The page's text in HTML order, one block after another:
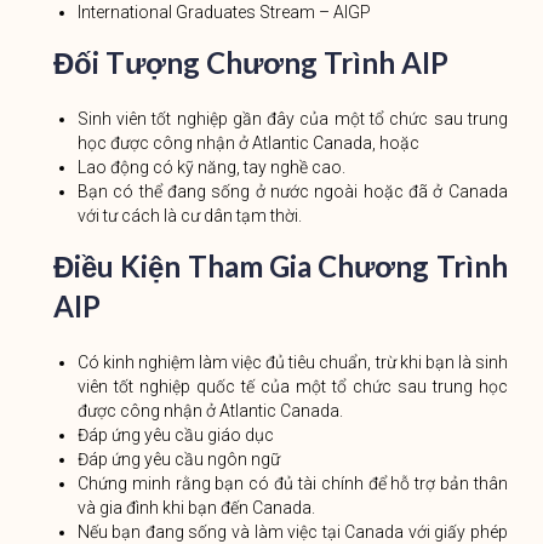
International Graduates Stream – AIGP
Đối Tượng Chương Trình AIP
Sinh viên tốt nghiệp gần đây của một tổ chức sau trung
học được công nhận ở Atlantic Canada, hoặc
Lao động có kỹ năng, tay nghề cao.
Bạn có thể đang sống ở nước ngoài hoặc đã ở Canada
với tư cách là cư dân tạm thời.
Điều Kiện Tham Gia Chương Trình
AIP
Có kinh nghiệm làm việc đủ tiêu chuẩn, trừ khi bạn là sinh
viên tốt nghiệp quốc tế của một tổ chức sau trung học
được công nhận ở Atlantic Canada.
Đáp ứng yêu cầu giáo dục
Đáp ứng yêu cầu ngôn ngữ
Chứng minh rằng bạn có đủ tài chính để hỗ trợ bản thân
và gia đình khi bạn đến Canada.
Nếu bạn đang sống và làm việc tại Canada với giấy phép